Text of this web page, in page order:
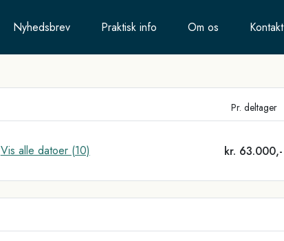
Nyhedsbrev Praktisk info Om os Kontakt
Pr. deltager
Vis alle datoer (10) kr. 63.000,-